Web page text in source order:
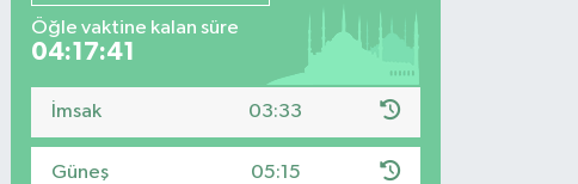
Öğle vaktine kalan süre
04:17:40
İmsak 03:33
Güneş 05:15